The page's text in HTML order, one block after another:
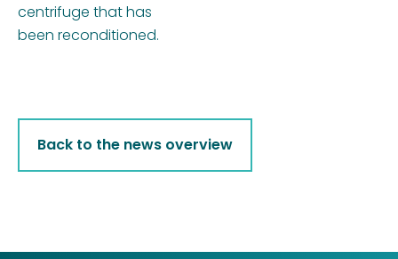
centrifuge that has
been reconditioned.
Back to the news overview